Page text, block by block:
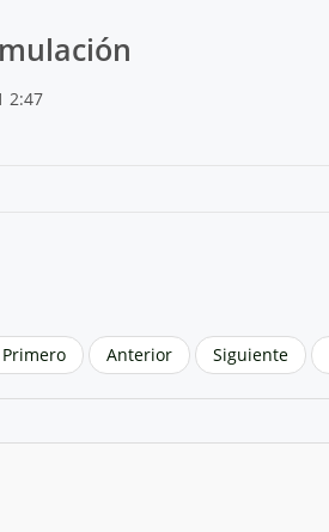
2:47
Anterior Siguiente